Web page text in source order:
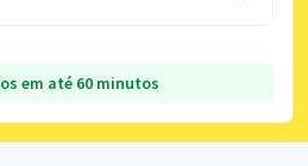
em até 60 minutos